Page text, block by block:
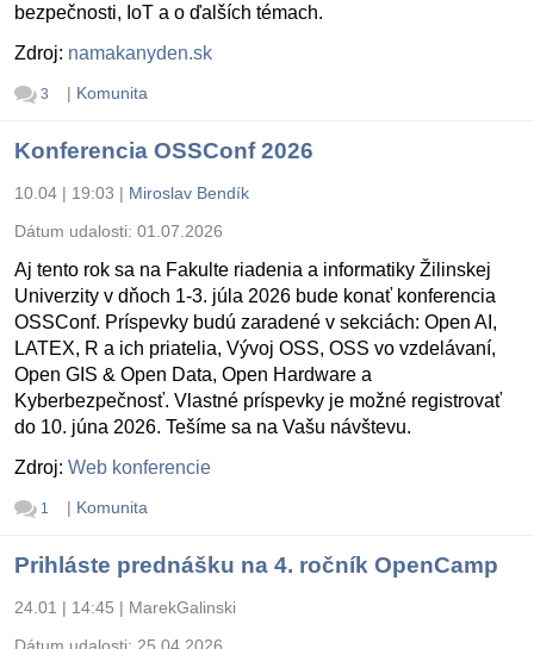
bezpečnosti, IoT a o ďalších témach.
Zdroj: namakanyden.sk
3 | Komunita
Konferencia OSSConf 2026
10.04 | 19:03 | Miroslav Bendík
Dátum udalosti: 01.07.2026
Aj tento rok sa na Fakulte riadenia a informatiky Žilinskej
Univerzity v dňoch 1-3. júla 2026 bude konať konferencia
OSSConf. Príspevky budú zaradené v sekciách: Open AI,
LATEX, R a ich priatelia, Vývoj OSS, OSS vo vzdelávaní,
Open GIS & Open Data, Open Hardware a
Kyberbezpečnosť. Vlastné príspevky je možné registrovať
do 10. júna 2026. Tešíme sa na Vašu návštevu.
Zdroj: Web konferencie
1 | Komunita
Prihláste prednášku na 4. ročník OpenCamp
24.01 | 14:45 | MarekGalinski